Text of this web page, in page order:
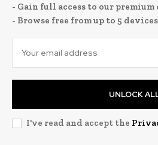
- Gain full access to our
- Browse free from up to 5
UNLOCK
I've read and accept the